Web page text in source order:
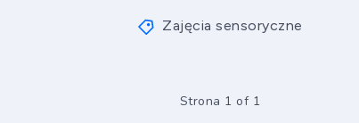
Zajęcia sensoryczne
Strona 1 of 1